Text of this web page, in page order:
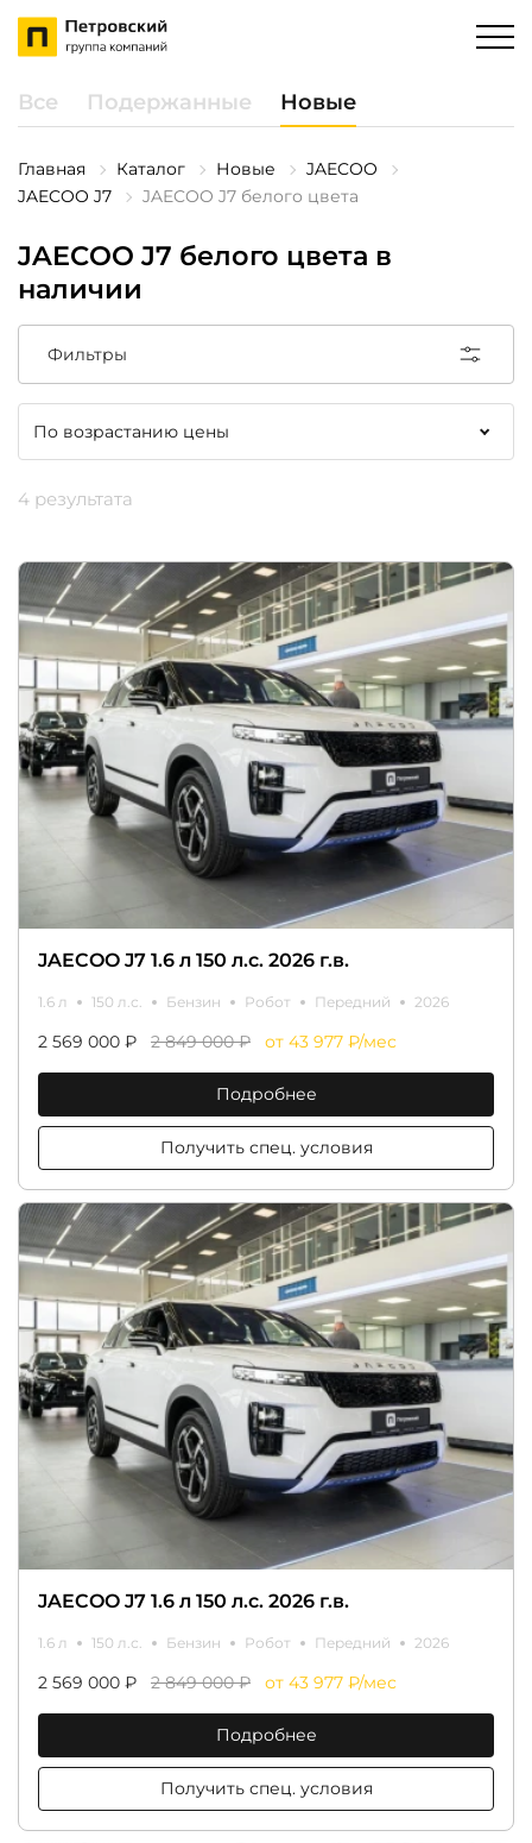
Все Подержанные Новые
Главная Каталог Новые
JAECOO
JAECOO J7
JAECOO J7 белого цвета
JAECOO J7 белого цвета в
наличии
Фильтры
4 результата
JAECOO J7 1.6 л 150 л.с. 2026 г.в.
1.6 л 150 л.с. Бензин Робот Передний 2026
2 569 000 ₽ 2 849 000 ₽ от 43 977 ₽/мес
Подробнее
Получить спец. условия
JAECOO J7 1.6 л 150 л.с. 2026 г.в.
1.6 л 150 л.с. Бензин Робот Передний 2026
2 569 000 ₽ 2 849 000 ₽ от 43 977 ₽/мес
Подробнее
Получить спец. условия